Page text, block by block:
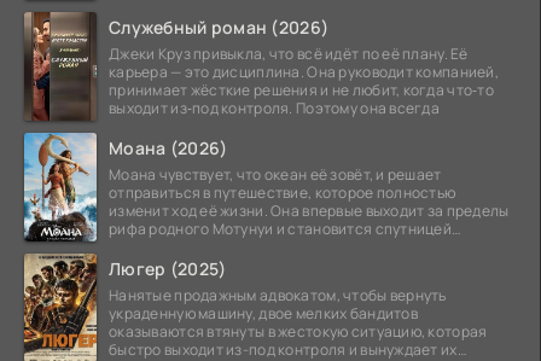
Служебный роман (2026)
Джеки Круз привыкла, что всё идёт по её плану. Её
карьера — это дисциплина. Она руководит компанией,
принимает жёсткие решения и не любит, когда что‑то
выходит из‑под контроля. Поэтому она всегда
Моана (2026)
Моана чувствует, что океан её зовёт, и решает
отправиться в путешествие, которое полностью
изменит ход её жизни. Она впервые выходит за пределы
рифа родного Мотунуи и становится спутницей
Люгер (2025)
Нанятые продажным адвокатом, чтобы вернуть
украденную машину, двое мелких бандитов
оказываются втянуты в жестокую ситуацию, которая
быстро выходит из-под контроля и вынуждает их